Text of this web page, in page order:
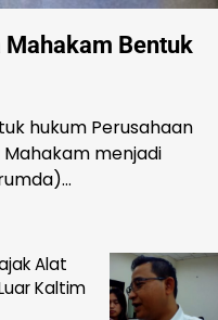
Bentuk
hukum Perusahaan
menjadi
Alat
Kaltim